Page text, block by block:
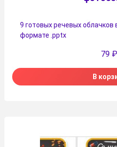
9 готовых речевых облачков
формате .pptx
79 ₽
В